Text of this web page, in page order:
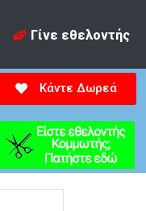
Γίνε εθελοντής
Κάντε Δωρεά